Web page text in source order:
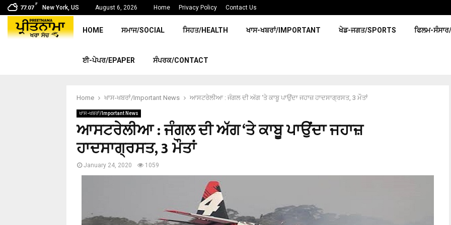
77.07
F
New York, US August 6, 2026 Home Privacy Policy Contact Us
HOME ਸਮਾਜ/SOCIAL ਸਿਹਤ/HEALTH ਖਾਸ-ਖਬਰਾਂ/IMPORTANT ਖੇਡ-ਜਗਤ/SPORTS ਫਿਲਮ-
ਈ-ਪੇਪਰ/EPAPER ਸੰਪਰਕ/CONTACT
Home ਖਾਸ-ਖਬਰਾਂ/Important News ਆਸਟਰੇਲੀਆ : ਜੰਗਲ ਦੀ ਅੱਗ ‘ਤੇ ਕਾਬੂ ਪਾਉਂਦਾ ਜਹਾਜ਼ ਹਾਦਸਾਗ੍ਰਸਤ, 3 ਮੌਤਾਂ
ਖਾਸ-ਖਬਰਾਂ/Important News
ਆਸਟਰੇਲੀਆ : ਜੰਗਲ ਦੀ ਅੱਗ ‘ਤੇ ਕਾਬੂ ਪਾਉਂਦਾ ਜਹਾਜ਼
ਹਾਦਸਾਗ੍ਰਸਤ, 3 ਮੌਤਾਂ
January 24, 2020 1059